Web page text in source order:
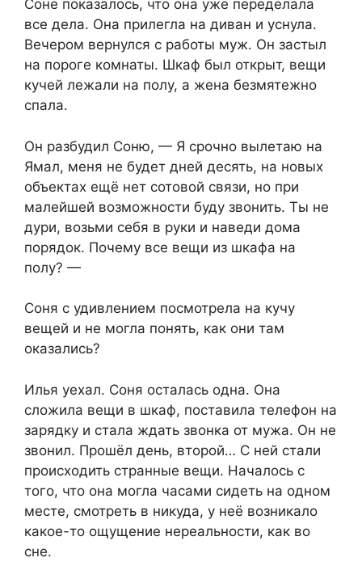
Соне показалось, что она уже переделала
все дела. Она прилегла на диван и уснула.
Вечером вернулся с работы муж. Он застыл
на пороге комнаты. Шкаф был открыт, вещи
кучей лежали на полу, а жена безмятежно
спала.
Он разбудил Соню, — Я срочно вылетаю на
Ямал, меня не будет дней десять, на новых
объектах ещё нет сотовой связи, но при
малейшей возможности буду звонить. Ты не
дури, возьми себя в руки и наведи дома
порядок. Почему все вещи из шкафа на
полу? —
Соня с удивлением посмотрела на кучу
вещей и не могла понять, как они там
оказались?
Илья уехал. Соня осталась одна. Она
сложила вещи в шкаф, поставила телефон на
зарядку и стала ждать звонка от мужа. Он не
звонил. Прошёл день, второй… С ней стали
происходить странные вещи. Началось с
того, что она могла часами сидеть на одном
месте, смотреть в никуда, у неё возникало
какое-то ощущение нереальности, как во
сне.